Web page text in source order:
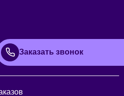
Заказать звонок